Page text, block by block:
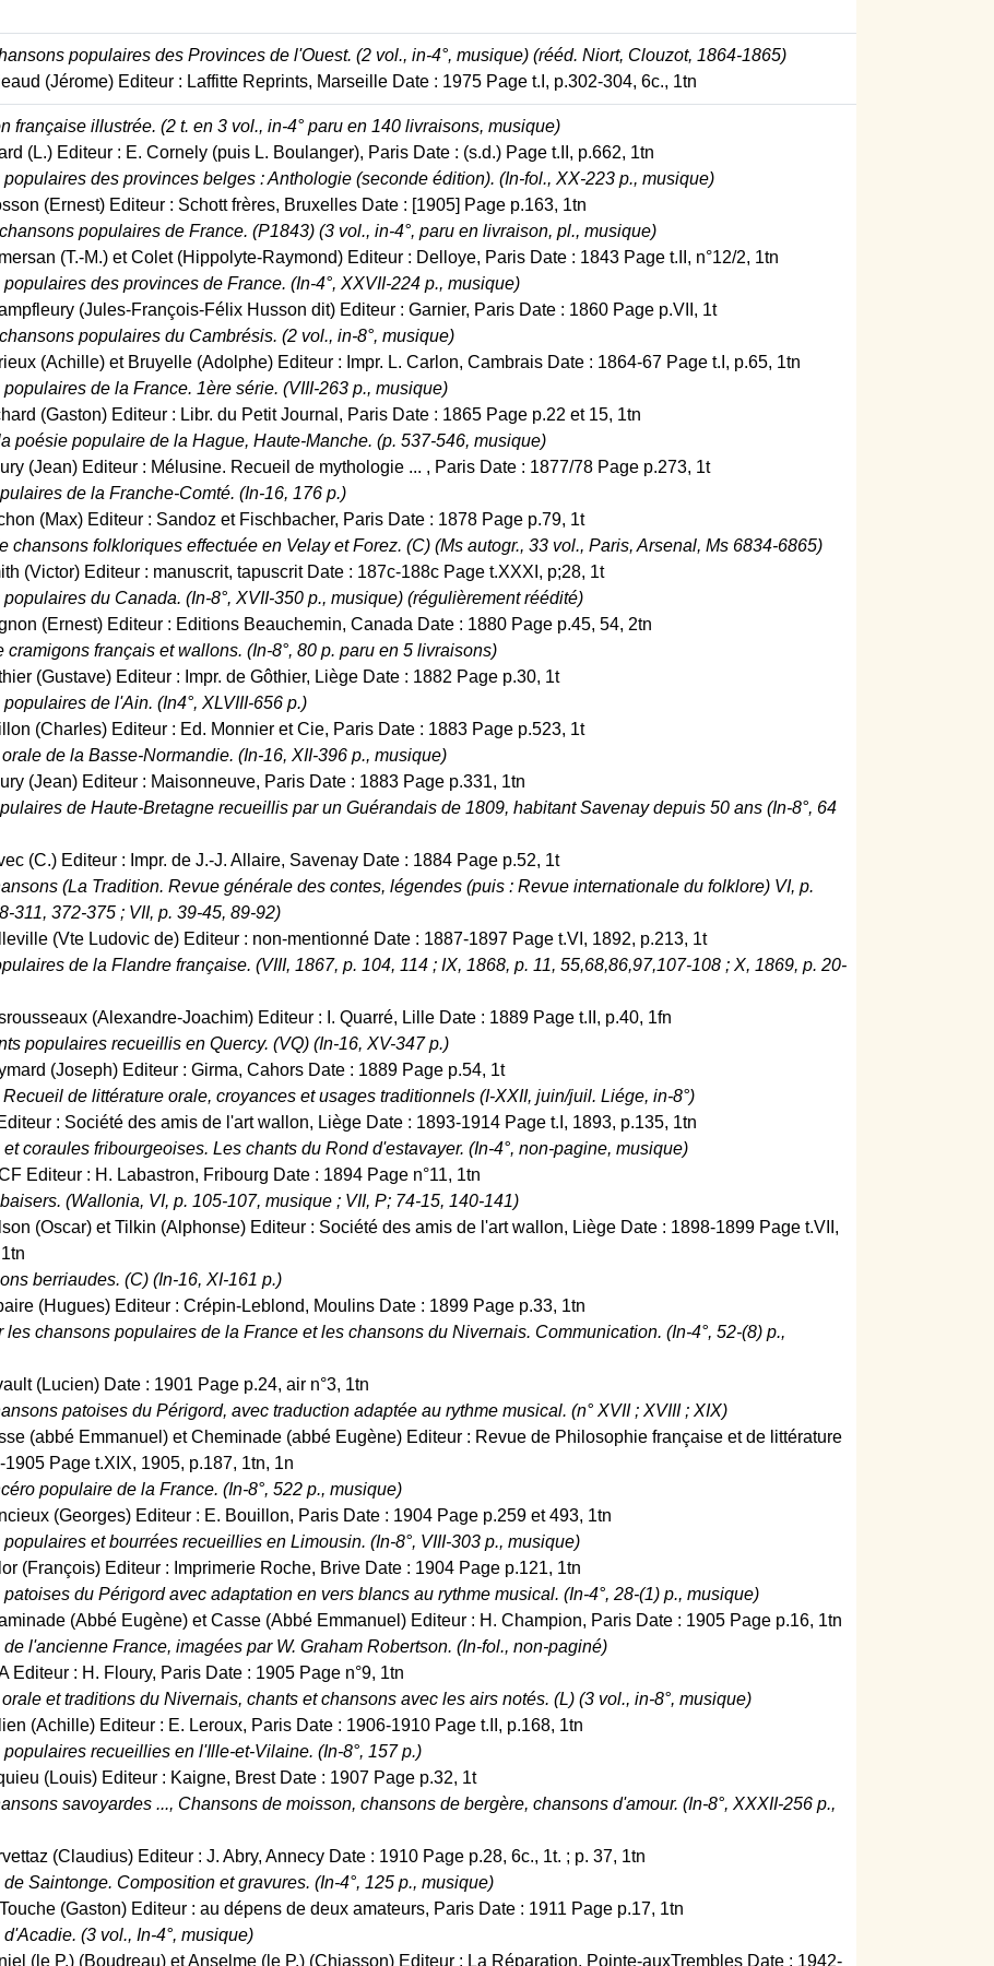
populaires des Provinces de l'Ouest. (2 vol., in-4°, musique) (rééd. Niort, Clouzot, 1864-1865)
(Jérome) Editeur : Laffitte Reprints, Marseille Date : 1975 Page t.I, p.302-304, 6c., 1tn
française illustrée. (2 t. en 3 vol., in-4° paru en 140 livraisons, musique)
(L.) Editeur : E. Cornely (puis L. Boulanger), Paris Date : (s.d.) Page t.II, p.662, 1tn
des provinces belges : Anthologie (seconde édition). (In-fol., XX-223 p., musique)
(Ernest) Editeur : Schott frères, Bruxelles Date : [1905] Page p.163, 1tn
populaires de France. (P1843) (3 vol., in-4°, paru en livraison, pl., musique)
(T.-M.) et Colet (Hippolyte-Raymond) Editeur : Delloye, Paris Date : 1843 Page t.II, n°12/2, 1tn
des provinces de France. (In-4°, XXVII-224 p., musique)
(Jules-François-Félix Husson dit) Editeur : Garnier, Paris Date : 1860 Page p.VII, 1t
populaires du Cambrésis. (2 vol., in-8°, musique)
(Achille) et Bruyelle (Adolphe) Editeur : Impr. L. Carlon, Cambrais Date : 1864-67 Page t.I, p.65, 1tn
de la France. 1ère série. (VIII-263 p., musique)
(Gaston) Editeur : Libr. du Petit Journal, Paris Date : 1865 Page p.22 et 15, 1tn
poésie populaire de la Hague, Haute-Manche. (p. 537-546, musique)
(Jean) Editeur : Mélusine. Recueil de mythologie ... , Paris Date : 1877/78 Page p.273, 1t
de la Franche-Comté. (In-16, 176 p.)
(Max) Editeur : Sandoz et Fischbacher, Paris Date : 1878 Page p.79, 1t
chansons folkloriques effectuée en Velay et Forez. (C) (Ms autogr., 33 vol., Paris, Arsenal, Ms 6834-6865)
(Victor) Editeur : manuscrit, tapuscrit Date : 187c-188c Page t.XXXI, p;28, 1t
du Canada. (In-8°, XVII-350 p., musique) (régulièrement réédité)
(Ernest) Editeur : Editions Beauchemin, Canada Date : 1880 Page p.45, 54, 2tn
cramigons français et wallons. (In-8°, 80 p. paru en 5 livraisons)
(Gustave) Editeur : Impr. de Gôthier, Liège Date : 1882 Page p.30, 1t
de l'Ain. (In4°, XLVIII-656 p.)
(Charles) Editeur : Ed. Monnier et Cie, Paris Date : 1883 Page p.523, 1t
de la Basse-Normandie. (In-16, XII-396 p., musique)
(Jean) Editeur : Maisonneuve, Paris Date : 1883 Page p.331, 1tn
de Haute-Bretagne recueillis par un Guérandais de 1809, habitant Savenay depuis 50 ans (In-8°, 64
(C.) Editeur : Impr. de J.-J. Allaire, Savenay Date : 1884 Page p.52, 1t
(La Tradition. Revue générale des contes, légendes (puis : Revue internationale du folklore) VI, p.
311, 372-375 ; VII, p. 39-45, 89-92)
(Vte Ludovic de) Editeur : non-mentionné Date : 1887-1897 Page t.VI, 1892, p.213, 1t
de la Flandre française. (VIII, 1867, p. 104, 114 ; IX, 1868, p. 11, 55,68,86,97,107-108 ; X, 1869, p. 20-
(Alexandre-Joachim) Editeur : I. Quarré, Lille Date : 1889 Page t.II, p.40, 1fn
populaires recueillis en Quercy. (VQ) (In-16, XV-347 p.)
(Joseph) Editeur : Girma, Cahors Date : 1889 Page p.54, 1t
de littérature orale, croyances et usages traditionnels (I-XXII, juin/juil. Liége, in-8°)
: Société des amis de l'art wallon, Liège Date : 1893-1914 Page t.I, 1893, p.135, 1tn
coraules fribourgeoises. Les chants du Rond d'estavayer. (In-4°, non-pagine, musique)
Editeur : H. Labastron, Fribourg Date : 1894 Page n°11, 1tn
(Wallonia, VI, p. 105-107, musique ; VII, P; 74-15, 140-141)
(Oscar) et Tilkin (Alphonse) Editeur : Société des amis de l'art wallon, Liège Date : 1898-1899 Page t.VII,
berriaudes. (C) (In-16, XI-161 p.)
(Hugues) Editeur : Crépin-Leblond, Moulins Date : 1899 Page p.33, 1tn
les chansons populaires de la France et les chansons du Nivernais. Communication. (In-4°, 52-(8) p.,
(Lucien) Date : 1901 Page p.24, air n°3, 1tn
patoises du Périgord, avec traduction adaptée au rythme musical. (n° XVII ; XVIII ; XIX)
(abbé Emmanuel) et Cheminade (abbé Eugène) Editeur : Revue de Philosophie française et de littérature
1905 Page t.XIX, 1905, p.187, 1tn, 1n
populaire de la France. (In-8°, 522 p., musique)
(Georges) Editeur : E. Bouillon, Paris Date : 1904 Page p.259 et 493, 1tn
et bourrées recueillies en Limousin. (In-8°, VIII-303 p., musique)
(François) Editeur : Imprimerie Roche, Brive Date : 1904 Page p.121, 1tn
du Périgord avec adaptation en vers blancs au rythme musical. (In-4°, 28-(1) p., musique)
(Abbé Eugène) et Casse (Abbé Emmanuel) Editeur : H. Champion, Paris Date : 1905 Page p.16, 1tn
l'ancienne France, imagées par W. Graham Robertson. (In-fol., non-paginé)
Editeur : H. Floury, Paris Date : 1905 Page n°9, 1tn
et traditions du Nivernais, chants et chansons avec les airs notés. (L) (3 vol., in-8°, musique)
(Achille) Editeur : E. Leroux, Paris Date : 1906-1910 Page t.II, p.168, 1tn
recueillies en l'Ille-et-Vilaine. (In-8°, 157 p.)
(Louis) Editeur : Kaigne, Brest Date : 1907 Page p.32, 1t
savoyardes ..., Chansons de moisson, chansons de bergère, chansons d'amour. (In-8°, XXXII-256 p.,
(Claudius) Editeur : J. Abry, Annecy Date : 1910 Page p.28, 6c., 1t. ; p. 37, 1tn
Saintonge. Composition et gravures. (In-4°, 125 p., musique)
(Gaston) Editeur : au dépens de deux amateurs, Paris Date : 1911 Page p.17, 1tn
(3 vol., In-4°, musique)
(le P.) (Boudreau) et Anselme (le P.) (Chiasson) Editeur : La Réparation, Pointe-auxTrembles Date : 1942-